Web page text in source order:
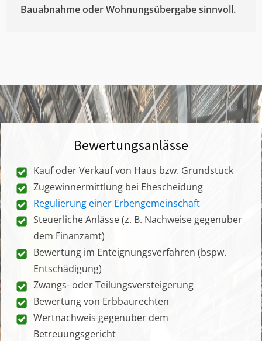
Bauabnahme oder Wohnungsübergabe sinnvoll.
Bewertungsanlässe
Kauf oder Verkauf von Haus bzw. Grundstück
Zugewinnermittlung bei Ehescheidung
Regulierung einer Erbengemeinschaft
Steuerliche Anlässe (z. B. Nachweise gegenüber
dem Finanzamt)
Bewertung im Enteignungsverfahren (bspw.
Entschädigung)
Zwangs- oder Teilungsversteigerung
Bewertung von Erbbaurechten
Wertnachweis gegenüber dem
Betreuungsgericht